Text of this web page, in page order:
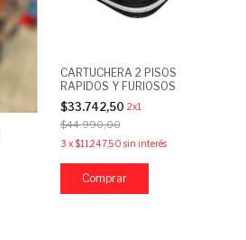
CARTUCHERA 2 PISOS
RAPIDOS Y FURIOSOS
$33.742,50 2x1
$44.990,00
3 x$11.247,50 sin interés